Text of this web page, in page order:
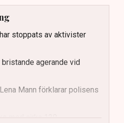
stoppats av aktivister
agerande vid
Mann förklarar polisens
med cirka 120